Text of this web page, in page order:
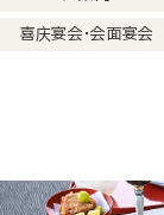
喜庆宴会・会面宴会